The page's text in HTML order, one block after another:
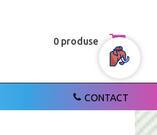
0 produse
CONTACT